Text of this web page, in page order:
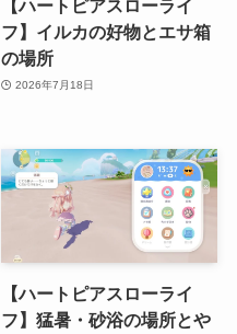
【ハートピアスローライ
フ】イルカの好物とエサ箱
の場所
2026年7月18日
【ハートピアスローライ
フ】猛暑・砂浴の場所とや